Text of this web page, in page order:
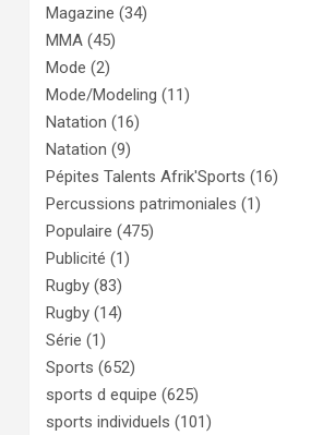
Magazine (34)
MMA (45)
Mode (2)
Mode/Modeling (11)
Natation (16)
Natation (9)
Pépites Talents Afrik'Sports (16)
Percussions patrimoniales (1)
Populaire (475)
Publicité (1)
Rugby (83)
Rugby (14)
Série (1)
Sports (652)
sports d equipe (625)
sports individuels (101)